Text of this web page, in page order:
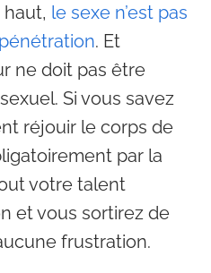
haut, le sexe n’est pas
. Et
ne doit pas être
Si vous savez
réjouir le corps de
par la
votre talent
et vous sortirez de
frustration.